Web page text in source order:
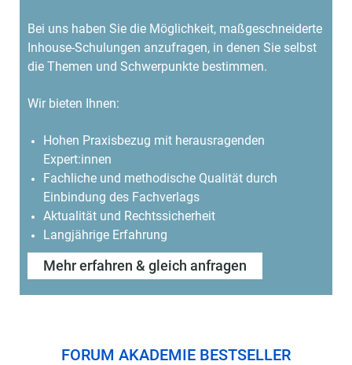
Bei uns haben Sie die Möglichkeit, maßgeschneiderte
Inhouse-Schulungen anzufragen, in denen Sie selbst
die Themen und Schwerpunkte bestimmen.
Wir bieten Ihnen:
Hohen Praxisbezug mit herausragenden
Expert:innen
Fachliche und methodische Qualität durch
Einbindung des Fachverlags
Aktualität und Rechtssicherheit
Langjährige Erfahrung
Mehr erfahren & gleich anfragen
FORUM AKADEMIE BESTSELLER